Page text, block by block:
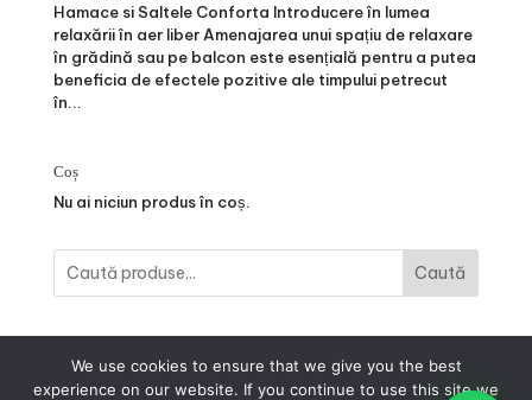
Hamace si Saltele Conforta Introducere în lumea
relaxării în aer liber Amenajarea unui spațiu de relaxare
în grădină sau pe balcon este esențială pentru a putea
beneficia de efectele pozitive ale timpului petrecut
în...
Coș
Nu ai niciun produs în coș.
Caută
Acasă Blog Contact Produse
We use cookies to ensure that we give you the best
experience on our website. If you continue to use this site we